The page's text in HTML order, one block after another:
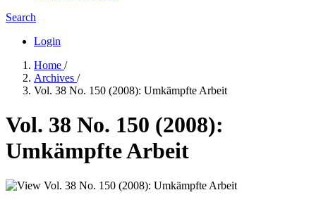
Search
Login
Home /
Archives /
Vol. 38 No. 150 (2008): Umkämpfte Arbeit
Vol. 38 No. 150 (2008):
Umkämpfte Arbeit